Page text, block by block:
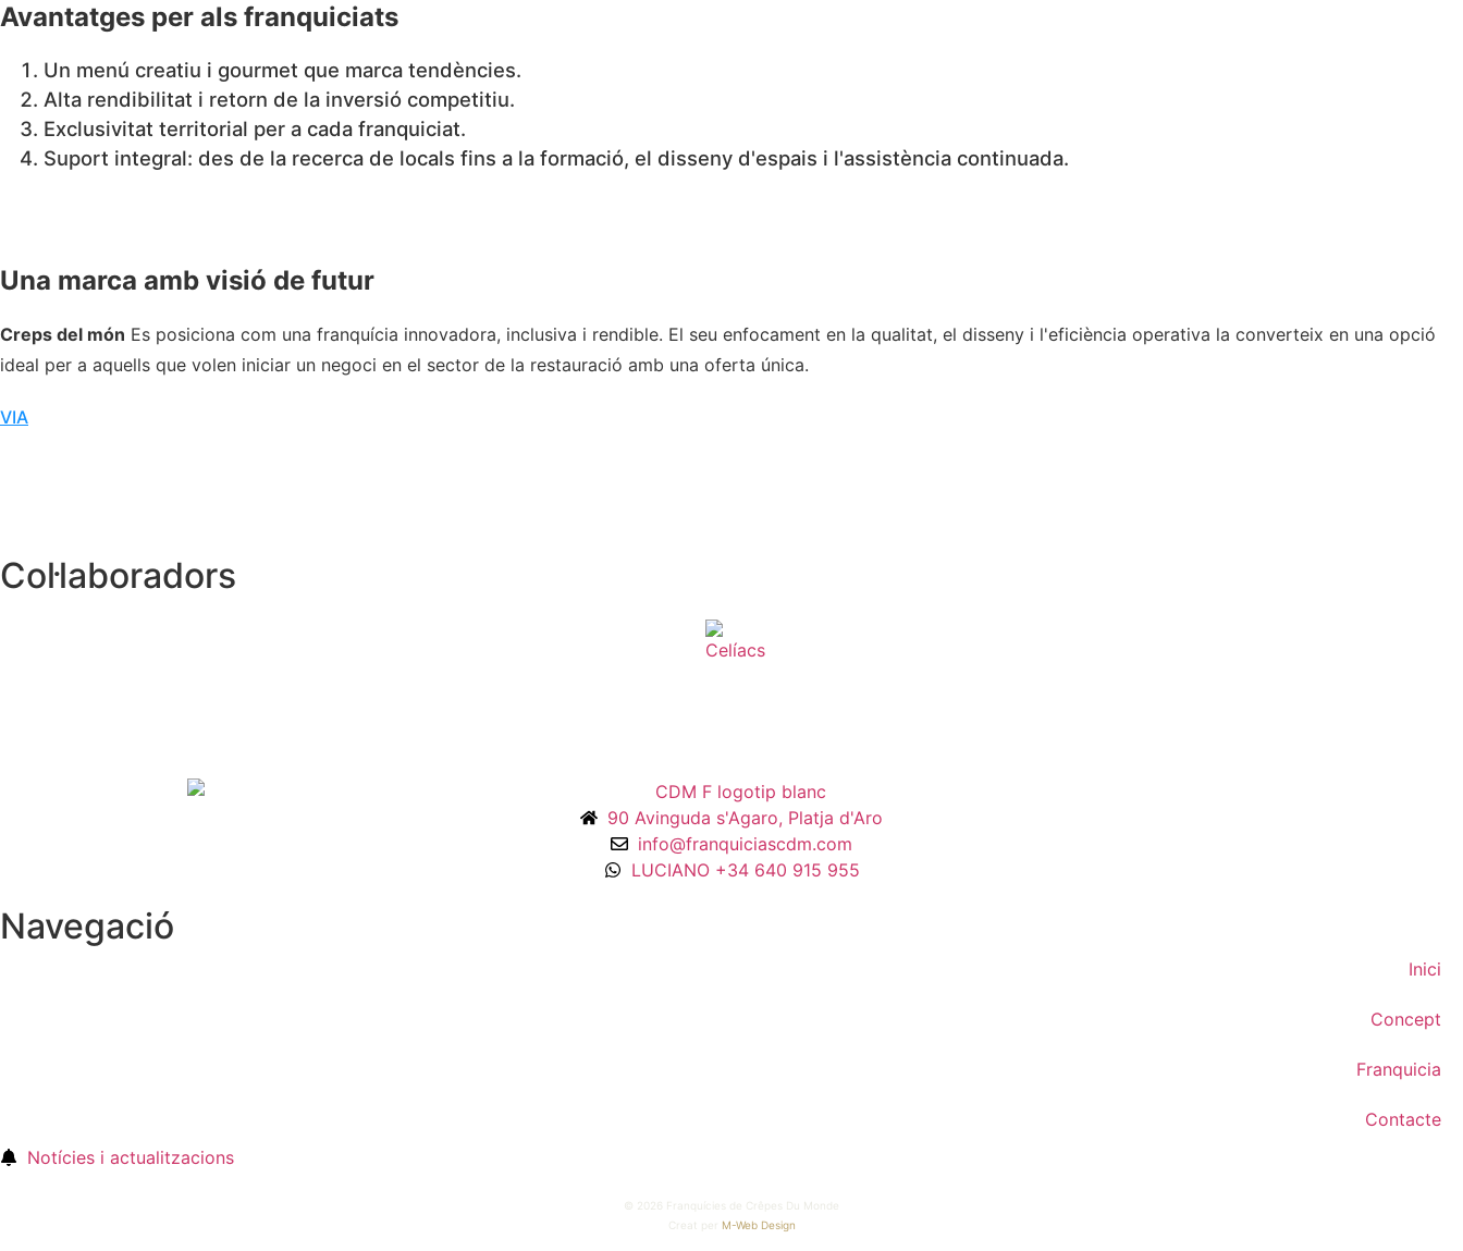
Avantatges per als franquiciats
Un menú creatiu i gourmet que marca tendències.
Alta rendibilitat i retorn de la inversió competitiu.
Exclusivitat territorial per a cada franquiciat.
Suport integral: des de la recerca de locals fins a la formació, el disseny d'espais i l'assistència continuada.
Una marca amb visió de futur
Creps del món Es posiciona com una franquícia innovadora, inclusiva i rendible. El seu enfocament en la qualitat, el disseny i l'eficiència operativa la converteix en una opció
ideal per a aquells que volen iniciar un negoci en el sector de la restauració amb una oferta única.
VIA
Col·laboradors
90 Avinguda s'Agaro, Platja d'Aro
info@franquiciascdm.com
LUCIANO +34 640 915 955
Navegació
Inici
Concept
Franquicia
Contacte
Notícies i actualitzacions
© 2026 Franquícies de Crêpes Du Monde
Creat per M-Web Design